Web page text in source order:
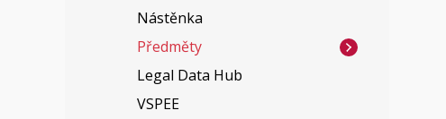
Nástěnka
Předměty
Legal Data Hub
VSPEE